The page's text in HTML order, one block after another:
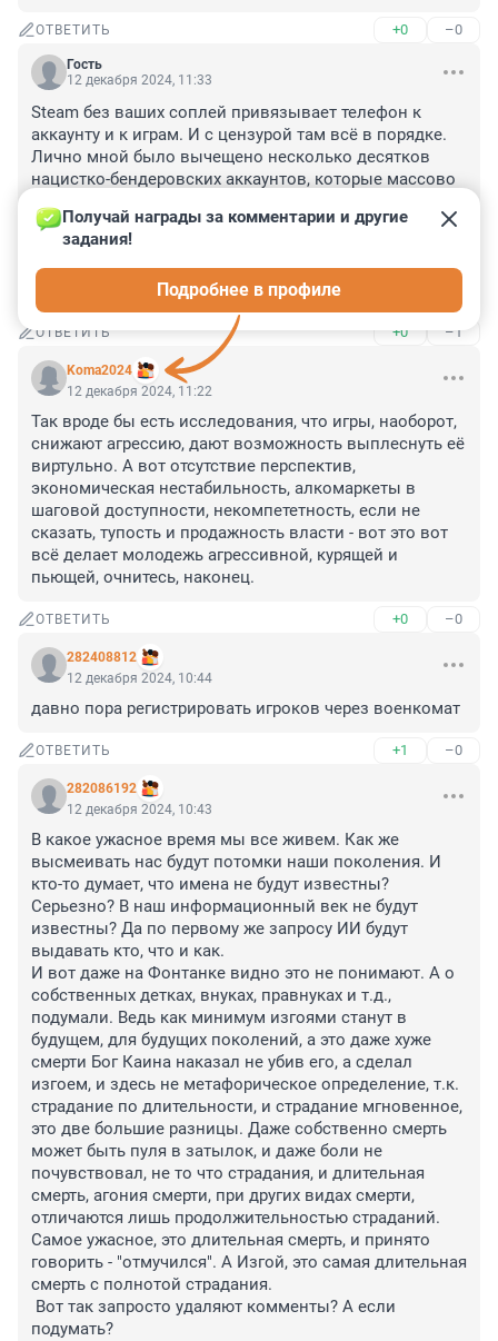
ОТВЕТИТЬ +0 –0
Гость
12 декабря 2024, 11:33
Steam без ваших соплей привязывает телефон к
аккаунту и к играм. И с цензурой там всё в порядке.
Лично мной было вычещено несколько десятков
нацистко-бендеровских аккаунтов, которые массово
телефоном приведет к краже денег и аккаунтов.
Занимаматься воспитанием детей должны родители.
А если вы хотите, то начните сначала с передачи
своих зарплат детям.
ОТВЕТИТЬ +0 –1
Koma2024
Получай награды за комментарии и другие
задания!
Подробнее в профиле
12 декабря 2024, 11:22
Так вроде бы есть исследования, что игры, наоборот,
снижают агрессию, дают возможность выплеснуть её
виртульно. А вот отсутствие перспектив,
экономическая нестабильность, алкомаркеты в
шаговой доступности, некомпететность, если не
сказать, тупость и продажность власти - вот это вот
всё делает молодежь агрессивной, курящей и
пьющей, очнитесь, наконец.
ОТВЕТИТЬ +0 –0
282408812
12 декабря 2024, 10:44
давно пора регистрировать игроков через военкомат
ОТВЕТИТЬ +1 –0
282086192
12 декабря 2024, 10:43
В какое ужасное время мы все живем. Как же
высмеивать нас будут потомки наши поколения. И
кто-то думает, что имена не будут известны?
Серьезно? В наш информационный век не будут
известны? Да по первому же запросу ИИ будут
выдавать кто, что и как.
И вот даже на Фонтанке видно это не понимают. А о
собственных детках, внуках, правнуках и т.д.,
подумали. Ведь как минимум изгоями станут в
будущем, для будущих поколений, а это даже хуже
смерти Бог Каина наказал не убив его, а сделал
изгоем, и здесь не метафорическое определение, т.к.
страдание по длительности, и страдание мгновенное,
это две большие разницы. Даже собственно смерть
может быть пуля в затылок, и даже боли не
почувствовал, не то что страдания, и длительная
смерть, агония смерти, при других видах смерти,
отличаются лишь продолжительностью страданий.
Самое ужасное, это длительная смерть, и принято
говорить - "отмучился". А Изгой, это самая длительная
смерть с полнотой страдания.
Вот так запросто удаляют комменты? А если
подумать?